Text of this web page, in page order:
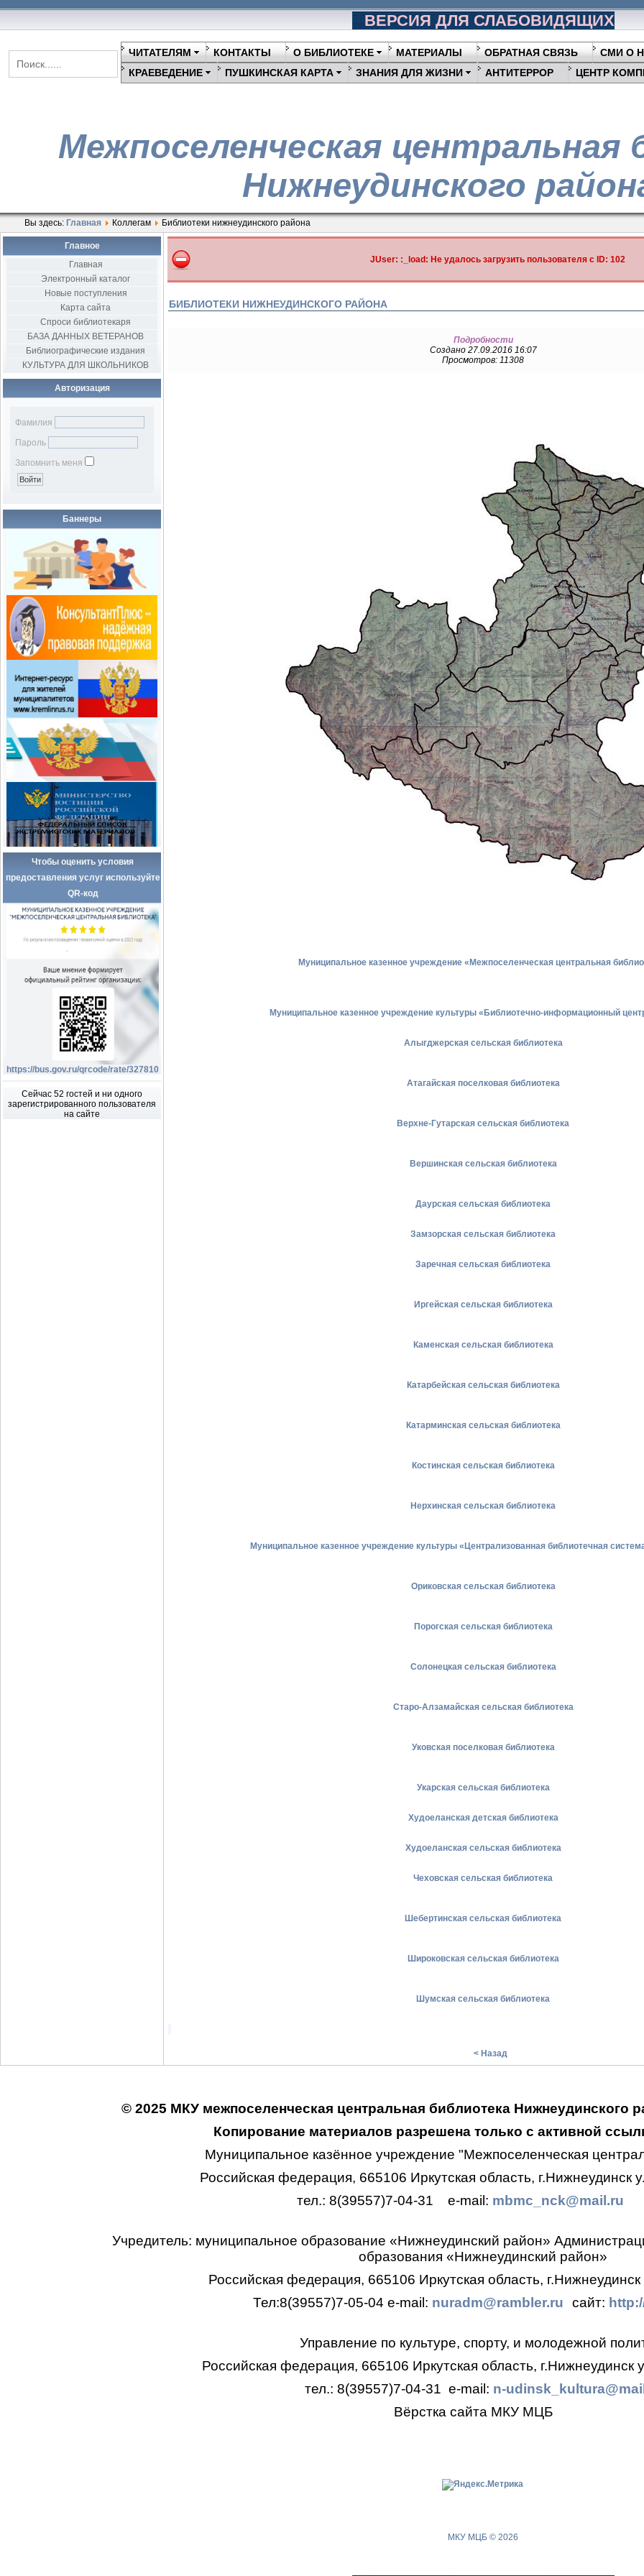
ВЕРСИЯ ДЛЯ СЛАБОВИДЯЩИХ
ЧИТАТЕЛЯМ КОНТАКТЫ О БИБЛИОТЕКЕ МАТЕРИАЛЫ ОБРАТНАЯ СВЯЗЬ СМИ О
КРАЕВЕДЕНИЕ
ПУШКИНСКАЯ КАРТА ЗНАНИЯ ДЛЯ ЖИЗНИ АНТИТЕРРОР ЦЕНТР
Межпоселенческая центральная
Нижнеудинского
Вы здесь: Главная Коллегам Библиотеки нижнеудинского района
Главное
Главная
Электронный каталог
Новые поступления
Карта сайта
Спроси библиотекаря
БАЗА ДАННЫХ ВЕТЕРАНОВ
Библиографические издания
КУЛЬТУРА ДЛЯ ШКОЛЬНИКОВ
Авторизация
Фамилия
Пароль
Запомнить меня
Баннеры
Чтобы оценить условия
предоставления услуг используйте
QR-код
https://bus.gov.ru/qrcode/rate/327810
Сейчас 52 гостей и ни одного
зарегистрированного пользователя
на сайте
JUser: :_load: Не удалось загрузить пользователя с ID: 102
БИБЛИОТЕКИ НИЖНЕУДИНСКОГО РАЙОНА
Подробности
Создано 27.09.2016 16:07
Просмотров: 11308
Муниципальное казенное учреждение «Межпоселенческая центральная
Муниципальное казенное учреждение культуры «Библиотечно-информационный
Алыгджерская сельская библиотека
Атагайская поселковая библиотека
Верхне-Гутарская сельская библиотека
Вершинская сельская библиотека
Даурская сельская библиотека
Замзорская сельская библиотека
Заречная сельская библиотека
Иргейская сельская библиотека
Каменская сельская библиотека
Катарбейская сельская библиотека
Катарминская сельская библиотека
Костинская сельская библиотека
Нерхинская сельская библиотека
Муниципальное казенное учреждение культуры «Централизованная библиотечная
Ориковская сельская библиотека
Порогская сельская библиотека
Солонецкая сельская библиотека
Старо-Алзамайская сельская библиотека
Уковская поселковая библиотека
Укарская сельская библиотека
Худоеланская детская библиотека
Худоеланская сельская библиотека
Чеховская сельская библиотека
Шебертинская сельская библиотека
Широковская сельская библиотека
Шумская сельская библиотека
< Назад
© 2025 МКУ межпоселенческая центральная библиотека Нижнеудинского
Копирование материалов разрешена только с активной
Муниципальное казённое учреждение "Межпоселенческая
Российская федерация, 665106 Иркутская область, г.Нижнеудинск
тел.: 8(39557)7-04-31
e-mail: mbmc_nck@mail.ru
Учредитель: муниципальное образование «Нижнеудинский район»
образования «Нижнеудинский район»
Российская федерация, 665106 Иркутская область, г.Нижнеудинск
Тел:8(39557)7-05-04 e-mail: nuradm@rambler.ru сайт:
Управление по культуре, спорту, и молодежной
Российская федерация, 665106 Иркутская область, г.Нижнеудинск
тел.: 8(39557)7-04-31 e-mail: n-
Вёрстка сайта МКУ МЦБ
МКУ МЦБ © 2026